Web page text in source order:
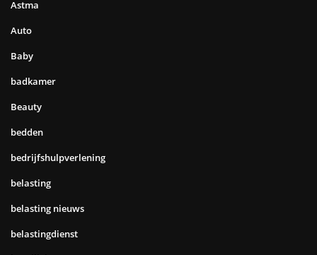
Astma
Auto
Baby
badkamer
Beauty
bedden
bedrijfshulpverlening
belasting
belasting nieuws
belastingdienst